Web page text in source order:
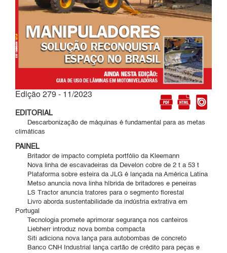
Edição 279 - 11/2023
EDITORIAL
Descarbonização de máquinas é fundamental para as metas
climáticas
PAINEL
Britador de impacto completa portfólio da Kleemann
Nova linha de escavadeiras da Develon cobre de 2 t a 53 t
Plataforma sobre esteira da JLG é lançada na América Latina
Metso anuncia nova linha híbrida de britadores e peneiras
LS Tractor anuncia tratores para o segmento florestal
Livro aborda sustentabilidade da indústria extrativa em
Portugal
Tecnologia promete aprimorar segurança nos canteiros
Liebherr introduz nova bomba compacta
Siti adiciona nova lança para autobombas de concreto
Banco CNH Industrial lança cartão de crédito para peças e